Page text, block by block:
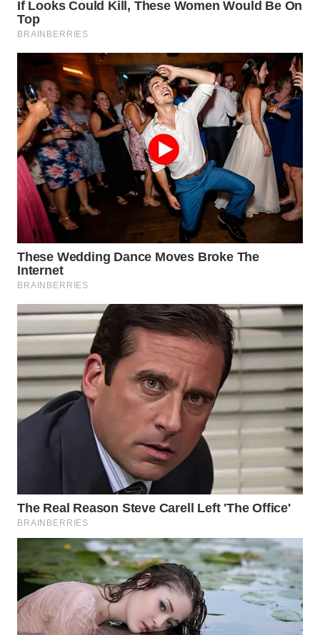
SUMEDANG
WN
CIANJUR
WN
KEPULAUAN
SERIBU
WN
TANGERANG
WN
BINJAI
WN
WN
WN
KUNINGAN
SUBANG
WN
SUKABUMI
WN
PURWAKARTA